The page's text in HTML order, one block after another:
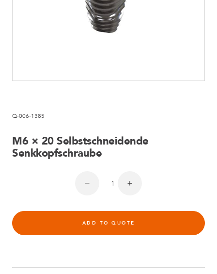
Q-006-1385
M6 × 20 Selbstschneidende
Senkkopfschraube
ADD TO QUOTE